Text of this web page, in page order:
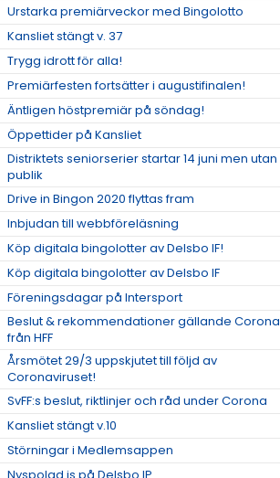
Urstarka premiärveckor med Bingolotto
Kansliet stängt v. 37
Trygg idrott för alla!
Premiärfesten fortsätter i augustifinalen!
Äntligen höstpremiär på söndag!
Öppettider på Kansliet
Distriktets seniorserier startar 14 juni men utan
publik
Drive in Bingon 2020 flyttas fram
Inbjudan till webbföreläsning
Köp digitala bingolotter av Delsbo IF!
Köp digitala bingolotter av Delsbo IF
Föreningsdagar på Intersport
Beslut & rekommendationer gällande Corona
från HFF
Årsmötet 29/3 uppskjutet till följd av
Coronaviruset!
SvFF:s beslut, riktlinjer och råd under Corona
Kansliet stängt v.10
Störningar i Medlemsappen